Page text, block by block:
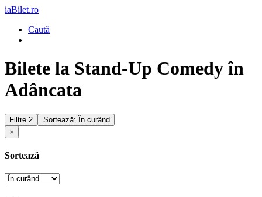
iaBilet.ro
Caută
Bilete la Stand-Up Comedy în
Adâncata
Filtre 2
Sortează: În curând
×
Sortează